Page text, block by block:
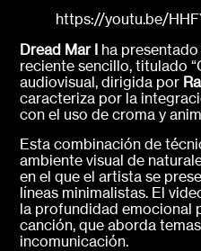
https://youtu.be/
Dread Mar I ha
reciente sencillo, titulado
audiovisual, dirigida por
caracteriza por la
con el uso de croma y
Esta combinación de
ambiente visual de
en el que el artista se
líneas minimalistas. El
la profundidad emocional
canción, que aborda
incomunicación.